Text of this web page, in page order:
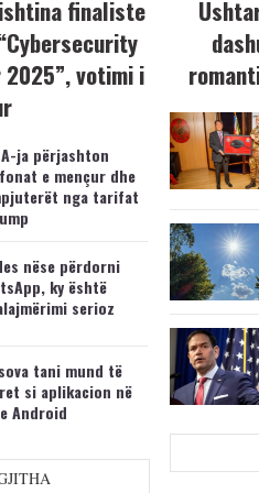
finaliste
2025”, votimi i
ja përjashton
e mençur dhe
nga tarifat
nëse përdorni
ky është
serioz
tani mund të
si aplikacion në
Android